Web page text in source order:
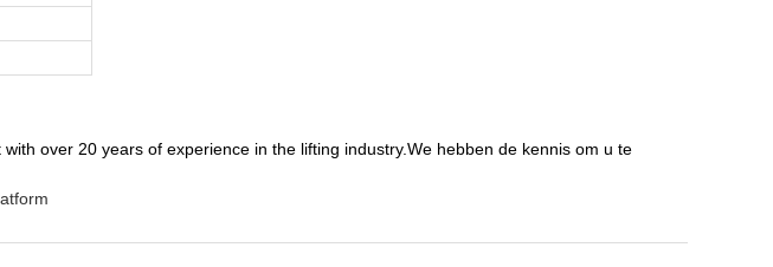
over 20 years of experience in the lifting industry.We hebben de kennis om u te